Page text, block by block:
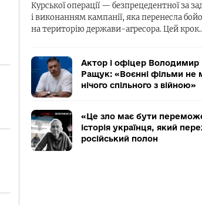
Курської операції — безпрецедентної за
і виконанням кампанії, яка перенесла
на територію держави-агресора. Цей
Актор і офіцер Володимир
Ращук: «Воєнні фільми не
нічого спільного з війною»
«Це зло має бути
історія українця, який
російський полон